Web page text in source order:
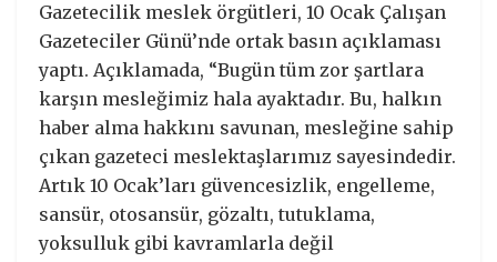
Gazetecilik meslek örgütleri, 10 Ocak Çalışan
Gazeteciler Günü’nde ortak basın açıklaması
yaptı. Açıklamada, “Bugün tüm zor şartlara
karşın mesleğimiz hala ayaktadır. Bu, halkın
haber alma hakkını savunan, mesleğine sahip
çıkan gazeteci meslektaşlarımız sayesindedir.
Artık 10 Ocak’ları güvencesizlik, engelleme,
sansür, otosansür, gözaltı, tutuklama,
yoksulluk gibi kavramlarla değil